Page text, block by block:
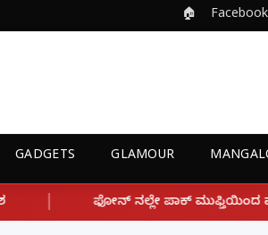
🏠 Facebook
GADGETS GLAMOUR
ಪಾಕ್ ಮುಫ್ತಿಯಿಂದ ಮತಾಂತರ: ಜೈಶ್-ಎ-